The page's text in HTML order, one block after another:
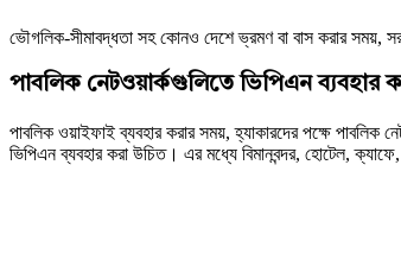
ভৌগলিক-সীমাবদ্ধতা সহ কোনও দেশে ভ্রমণ বা বাস করার সময়,
পাবলিক নেটওয়ার্কগুলিতে ভিপিএন ব্যবহার
পাবলিক ওয়াইফাই ব্যবহার করার সময়, হ্যাকারদের পক্ষে
ভিপিএন ব্যবহার করা উচিত। এর মধ্যে বিমানবন্দর, হোটেল,